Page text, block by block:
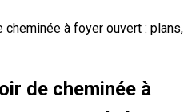
cheminée à foyer ouvert : plans,
de cheminée à